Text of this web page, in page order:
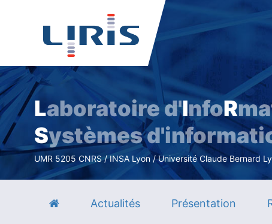
Laboratoire d'InfoR
Systèmes
UMR 5205 CNRS / INSA Lyon / Université Claude Bernard
Actualités Présentation